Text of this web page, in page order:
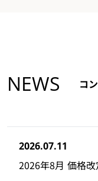
NEWS コ
2026.07.11
2026年8月 価格